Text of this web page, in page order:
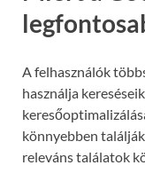
A felhasználók
használja
könnyebben
releváns találatok